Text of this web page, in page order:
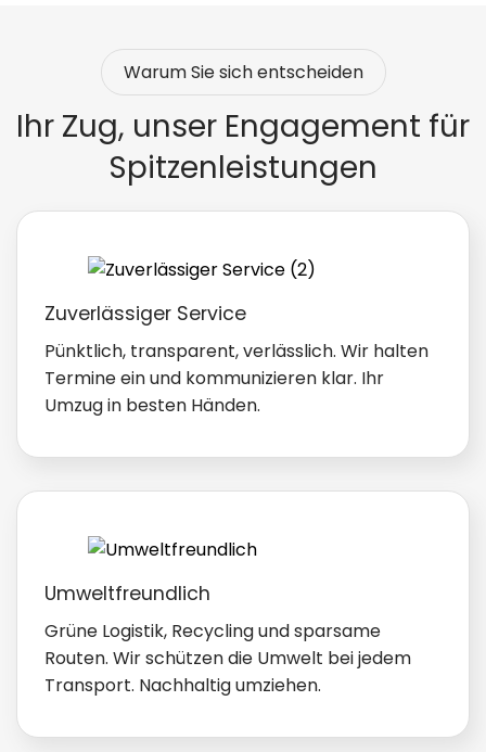
Warum Sie sich entscheiden
Ihr Zug, unser Engagement für
Spitzenleistungen
Zuverlässiger Service
Pünktlich, transparent, verlässlich. Wir halten
Termine ein und kommunizieren klar. Ihr
Umzug in besten Händen.
Umweltfreundlich
Grüne Logistik, Recycling und sparsame
Routen. Wir schützen die Umwelt bei jedem
Transport. Nachhaltig umziehen.